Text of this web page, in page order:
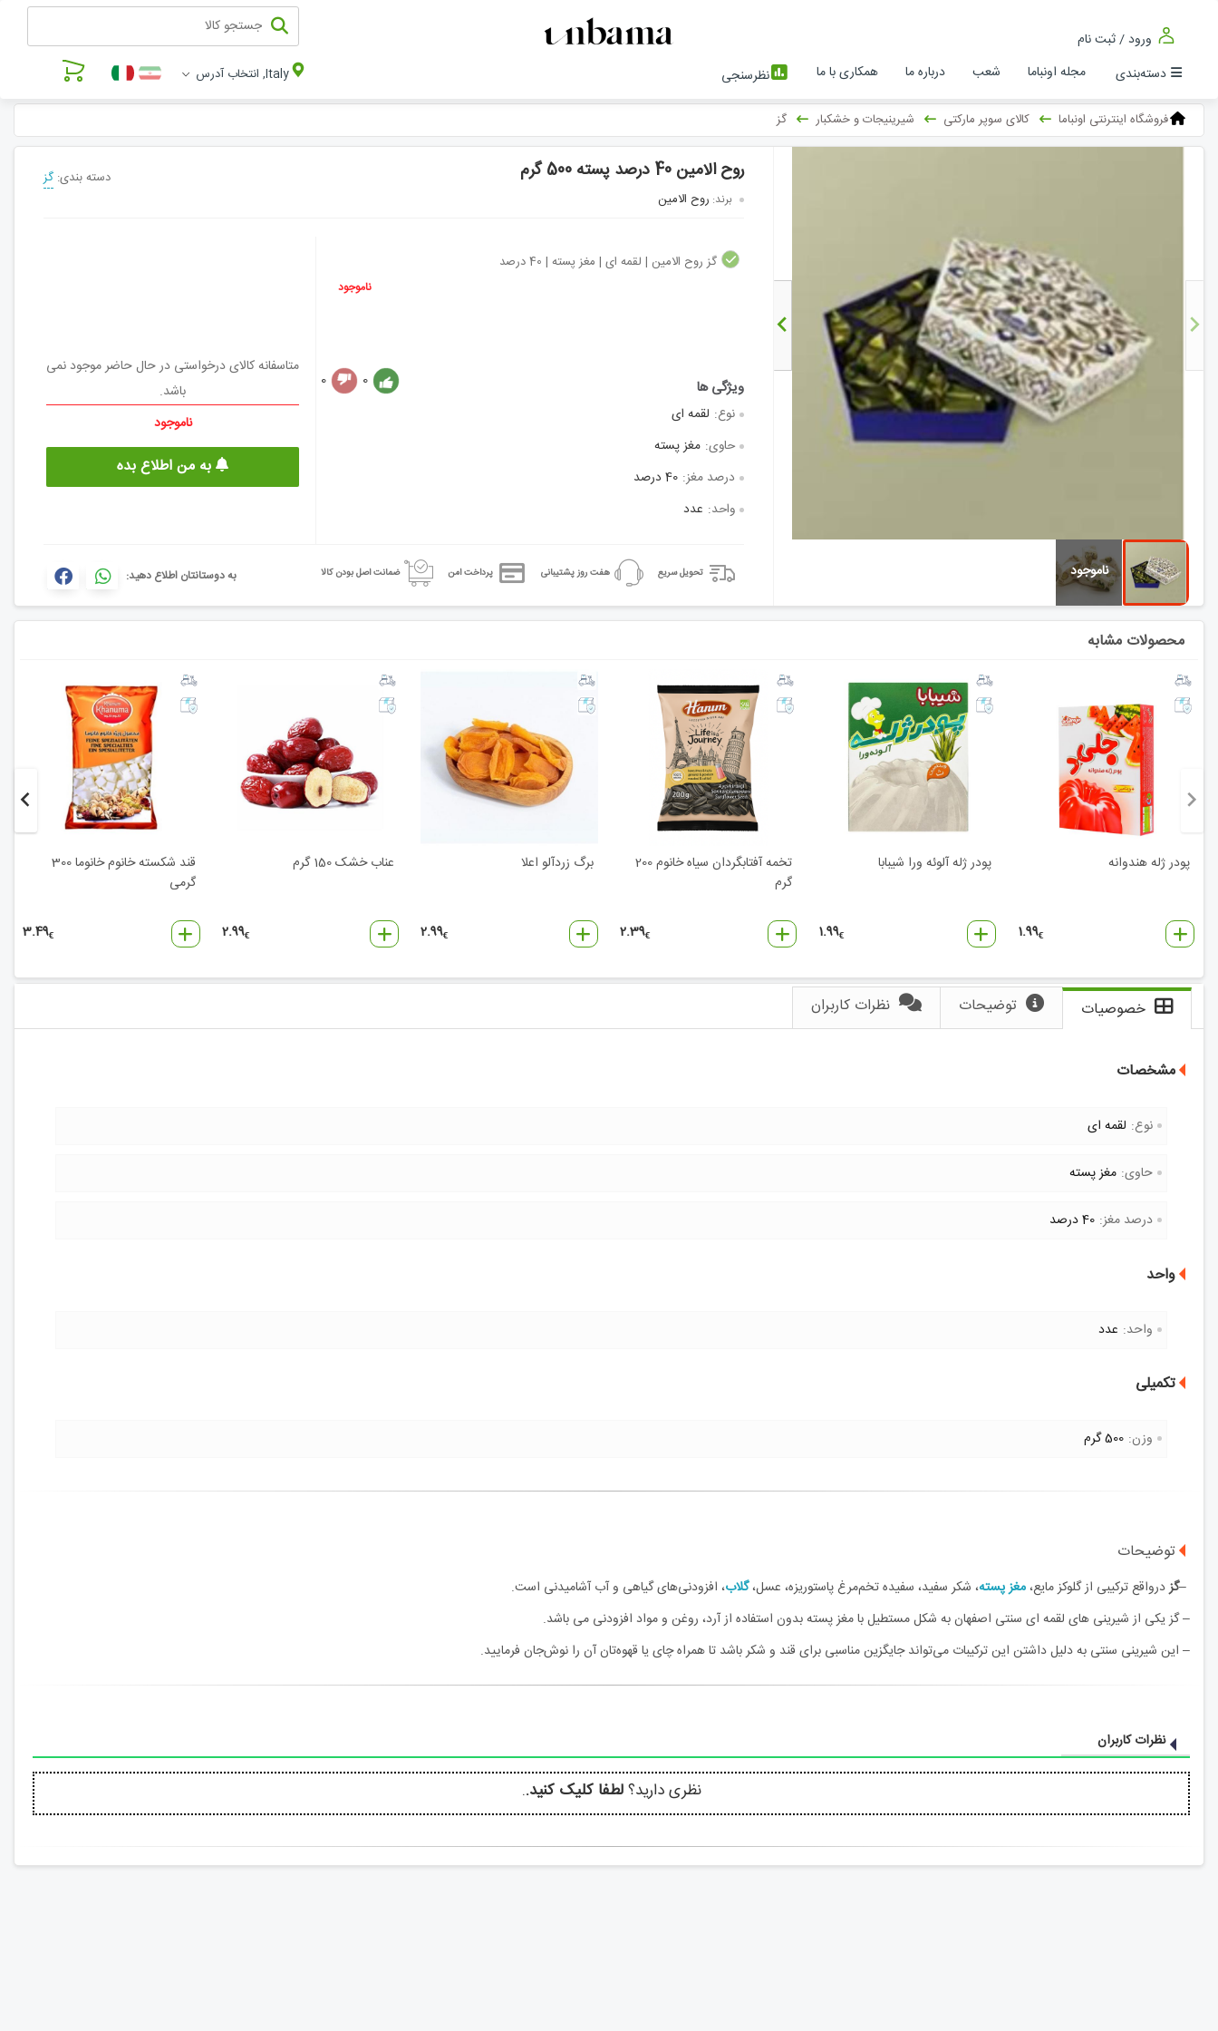
ورود / ثبت نام
دسته‌بندی
مجله اونباما شعب درباره ما همکاری با ما نظرسنجی Italy, انتخاب آدرس
فروشگاه اینترنتی اونباما کالای سوپر مارکتی شیرینیجات و خشکبار گز
روح الامین 40 درصد پسته 500 گرم
برند: روح الامین
دسته بندی: گز
گز روح الامین | لقمه ای | مغز پسته | 40 درصد
ناموجود
نوع: لقمه ای
حاوی: مغز پسته
درصد مغز: 40 درصد
واحد: عدد
0
0
متاسفانه کالای درخواستی در حال حاضر موجود نمی
باشد.
ناموجود
به من اطلاع بده
تحویل سریع هفت روز پشتیبانی پرداخت امن ضمانت اصل بودن کالا به دوستانتان اطلاع دهید:
محصولات مشابه
پودر ژله هندوانه
1.99€
پودر ژله آلوئه ورا شیبابا
1.99€
تخمه آفتابگردان سیاه خانوم 200
گرم
2.39€
برگ زردآلو اعلا
2.99€
عناب خشک 150 گرم
2.99€
قند شکسته خانوم خانوما 300
گرمی
3.49€
خصوصیات توضیحات نظرات کاربران
مشخصات
نوع: لقمه ای
حاوی: مغز پسته
درصد مغز: 40 درصد
واحد
واحد: عدد
تکمیلی
وزن: 500 گرم
توضیحات
–گزدرواقع ترکیبی از گلوکز مایع،مغز پسته، شکر سفید، سفیده تخم‌مرغ پاستوریزه، عسل،گلاب، افزودنی‌های گیاهی و آب آشامیدنی است.
– گز یکی از شیرینی های لقمه ای سنتی اصفهان به شکل مستطیل با مغز پسته بدون استفاده از آرد، روغن و مواد افزودنی می باشد.
– این شیرینی سنتی به دلیل داشتن این ترکیبات می‌تواند جایگزین مناسبی برای قند و شکر باشد تا همراه چای یا قهوه‌تان آن را نوش‌جان فرمایید.
نظرات کاربران
نظری دارید؟لطفا کلیک کنید..